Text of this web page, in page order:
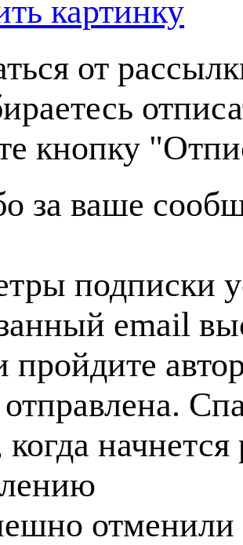
картинку
от
кнопку
за ваше
подписки
email
пройдите
когда
отменили